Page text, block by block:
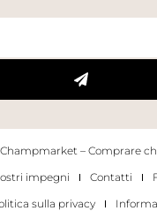
– Comprare
impegni
Contatti
sulla privacy